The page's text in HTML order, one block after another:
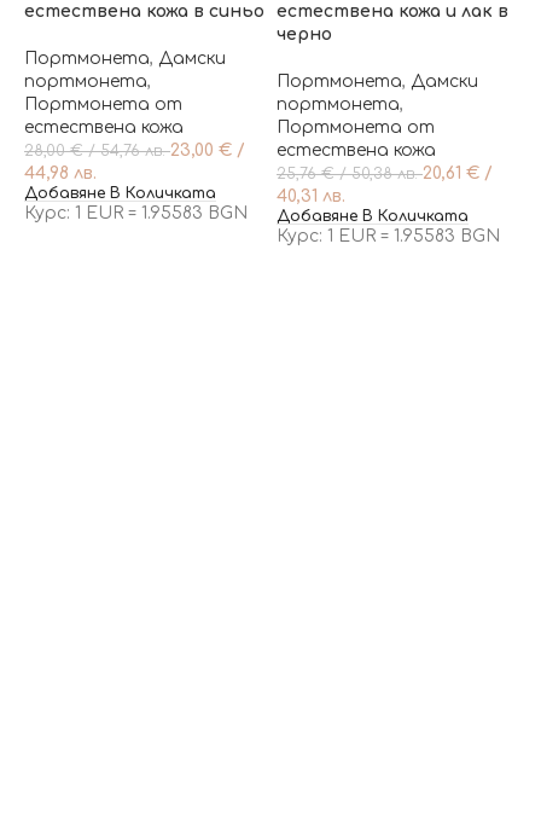
естествена кожа в синьо
Портмонета, Дамски
портмонета,
Портмонета от
естествена кожа
28,00€/ 54,76 лв.23,00€ /
44,98 лв.
Добавяне В Количката
Курс: 1 EUR = 1.95583 BGN
естествена кожа и лак в
черно
Портмонета, Дамски
портмонета,
Портмонета от
естествена кожа
25,76€/ 50,38 лв.20,61 € /
40,31 лв.
Добавяне В Количката
Курс: 1 EUR = 1.95583 BGN